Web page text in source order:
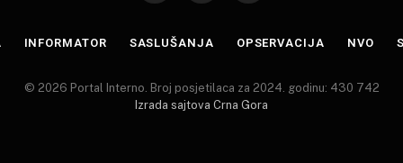
INFORMATOR SASLUŠANJA OPSERVACIJA NVO
© 2026 Portal Interno. Broj posjetilaca za 2024. godinu: 430 742
Izrada sajtova Crna Gora